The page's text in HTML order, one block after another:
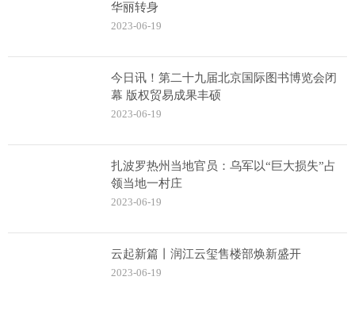
华丽转身
2023-06-19
今日讯！第二十九届北京国际图书博览会闭
幕 版权贸易成果丰硕
2023-06-19
扎波罗热州当地官员：乌军以“巨大损失”占
领当地一村庄
2023-06-19
云起新篇丨润江云玺售楼部焕新盛开
2023-06-19